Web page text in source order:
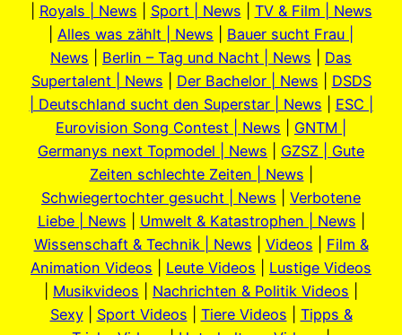
Royals | News Sport | News
TV & Film | News
Alles was zählt | News
Bauer sucht Frau |
News
Berlin – Tag und Nacht | News
Das
Supertalent | News
Der Bachelor | News
DSDS
| Deutschland sucht den Superstar | News
ESC |
Eurovision Song Contest | News
GNTM |
Germanys next Topmodel | News
GZSZ | Gute
Zeiten schlechte Zeiten | News
Schwiegertochter gesucht | News
Verbotene
Liebe | News
Umwelt & Katastrophen | News
Wissenschaft & Technik | News
Videos
Film &
Animation Videos
Leute Videos
Lustige Videos
Musikvideos Nachrichten & Politik Videos
Sexy| Sport Videos Tiere Videos
Tipps &